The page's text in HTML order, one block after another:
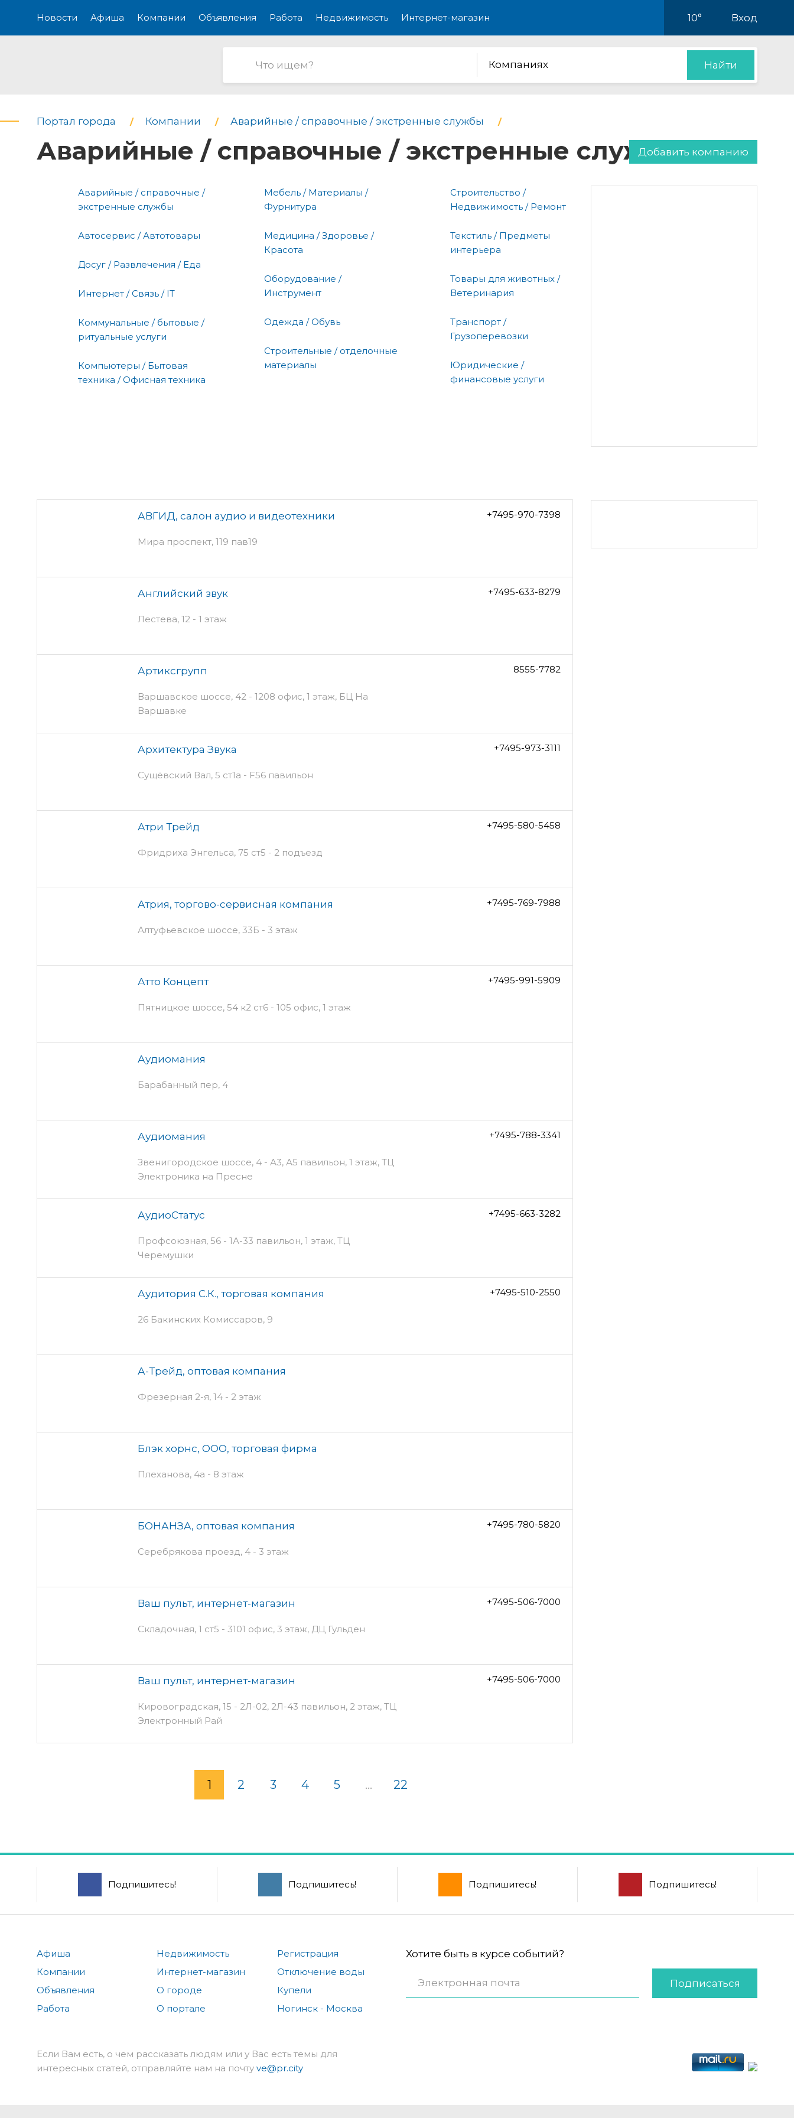
Новости Афиша Компании Объявления Работа Недвижимость Интернет-магазин 10° Вход
Компаниях Найти
Портал города Компании Аварийные / справочные / экстренные службы
Аварийные / справочные / экстренные службыДобавить компанию
Аварийные / справочные /
экстренные службы
Автосервис / Автотовары
Досуг / Развлечения / Еда
Интернет / Связь / IT
Коммунальные / бытовые /
ритуальные услуги
Компьютеры / Бытовая
техника / Офисная техника
Мебель / Материалы /
Фурнитура
Медицина / Здоровье /
Красота
Оборудование /
Инструмент
Одежда / Обувь
Строительные / отделочные
материалы
Строительство /
Недвижимость / Ремонт
Текстиль / Предметы
интерьера
Товары для животных /
Ветеринария
Транспорт /
Грузоперевозки
Юридические /
финансовые услуги
АВГИД, салон аудио и видеотехники
Мира проспект, 119 пав19
+7495-970-7398
Английский звук
Лестева, 12 - 1 этаж
+7495-633-8279
Артиксгрупп
Варшавское шоссе, 42 - 1208 офис, 1 этаж, БЦ На
Варшавке
8555-7782
Архитектура Звука
Сущёвский Вал, 5 ст1а - F56 павильон
+7495-973-3111
Атри Трейд
Фридриха Энгельса, 75 ст5 - 2 подъезд
+7495-580-5458
Атрия, торгово-сервисная компания
Алтуфьевское шоссе, 33Б - 3 этаж
+7495-769-7988
Атто Концепт
Пятницкое шоссе, 54 к2 ст6 - 105 офис, 1 этаж
+7495-991-5909
Аудиомания
Барабанный пер, 4
Аудиомания
Звенигородское шоссе, 4 - А3, А5 павильон, 1 этаж, ТЦ
Электроника на Пресне
+7495-788-3341
АудиоСтатус
Профсоюзная, 56 - 1А-33 павильон, 1 этаж, ТЦ
Черемушки
+7495-663-3282
Аудитория С.К., торговая компания
26 Бакинских Комиссаров, 9
+7495-510-2550
А-Трейд, оптовая компания
Фрезерная 2-я, 14 - 2 этаж
Блэк хорнс, ООО, торговая фирма
Плеханова, 4а - 8 этаж
БОНАНЗА, оптовая компания
Серебрякова проезд, 4 - 3 этаж
+7495-780-5820
Ваш пульт, интернет-магазин
Складочная, 1 ст5 - 3101 офис, 3 этаж, ДЦ Гульден
+7495-506-7000
Ваш пульт, интернет-магазин
Кировоградская, 15 - 2Л-02, 2Л-43 павильон, 2 этаж, ТЦ
Электронный Рай
+7495-506-7000
1 2 3 4 5 ... 22
Подпишитесь! Подпишитесь! Подпишитесь! Подпишитесь!
Афиша
Компании
Объявления
Работа
Недвижимость
Интернет-магазин
О городе
О портале
Регистрация
Отключение воды
Купели
Ногинск - Москва
Хотите быть в курсе событий?
Подписаться
Если Вам есть, о чем рассказать людям или у Вас есть темы для
интересных статей, отправляйте нам на почту ve@pr.city